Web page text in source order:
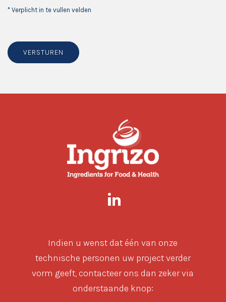
* Verplicht in te vullen velden
VERSTUREN
Indien u wenst dat één van onze
technische personen uw project verder
vorm geeft, contacteer ons dan zeker via
onderstaande knop: